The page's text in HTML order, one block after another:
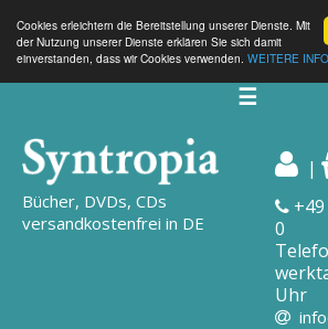
Cookies erleichtern die Bereitstellung unserer Dienste. Mit
der Nutzung unserer Dienste erklären Sie sich damit
einverstanden, dass wir Cookies verwenden. WEITERE
☰
Bücher, DVDs, CDs
versandkostenfrei in DE
|
0
Uhr